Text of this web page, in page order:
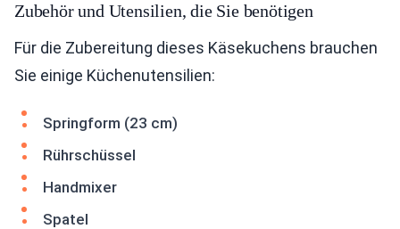
Zubehör und Utensilien, die Sie benötigen
Für die Zubereitung dieses Käsekuchens brauchen
Sie einige Küchenutensilien:
Springform (23 cm)
Rührschüssel
Handmixer
Spatel